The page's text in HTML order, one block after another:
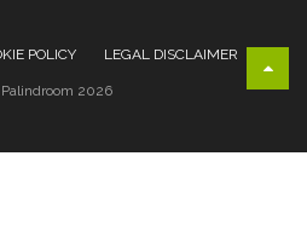
POLICY LEGAL DISCLAIMER
2026